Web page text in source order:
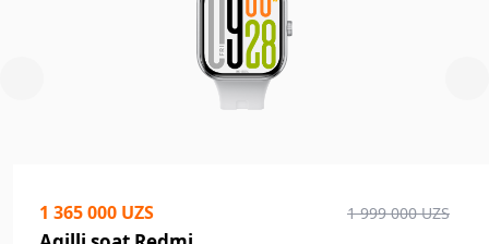
1 365 000 UZS 1 999 000 UZS